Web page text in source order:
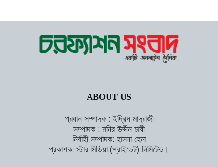
ABOUT US
প্রধান সম্পাদক : ইদ্রিস মাদ্রাজী
সম্পাদক : মনির উদ্দীন চাষী
নির্বাহী সম্পাদক: হাসনা হেনা
প্রকাশক: স্টার মিডিয়া (প্রাইভেট) লিমিটেড।